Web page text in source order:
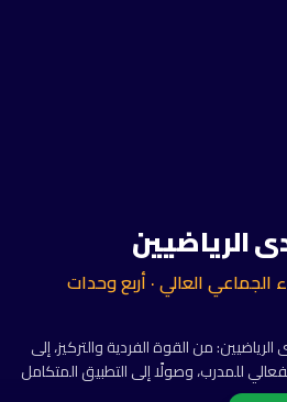
الرياضيين
الجماعي العالي · أربع وحدات
من القوة الفردية والتركيز، إلى
للمدرب، وصولًا إلى التطبيق المتكامل